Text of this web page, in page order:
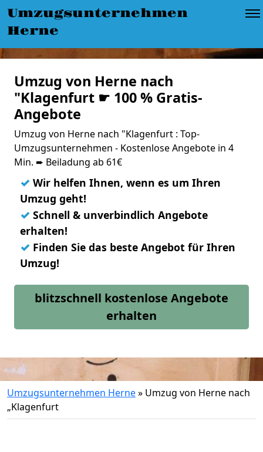
Umzugsunternehmen
Herne
Umzug von Herne nach
"Klagenfurt ☛ 100 % Gratis-
Angebote
Umzug von Herne nach "Klagenfurt : Top-
Umzugsunternehmen - Kostenlose Angebote in 4
Min. ➨ Beiladung ab 61€
✓ Wir helfen Ihnen, wenn es um Ihren
Umzug geht!
✓ Schnell & unverbindlich Angebote
erhalten!
✓ Finden Sie das beste Angebot für Ihren
Umzug!
blitzschnell kostenlose Angebote
erhalten
Umzugsunternehmen Herne» Umzug von Herne nach
„Klagenfurt